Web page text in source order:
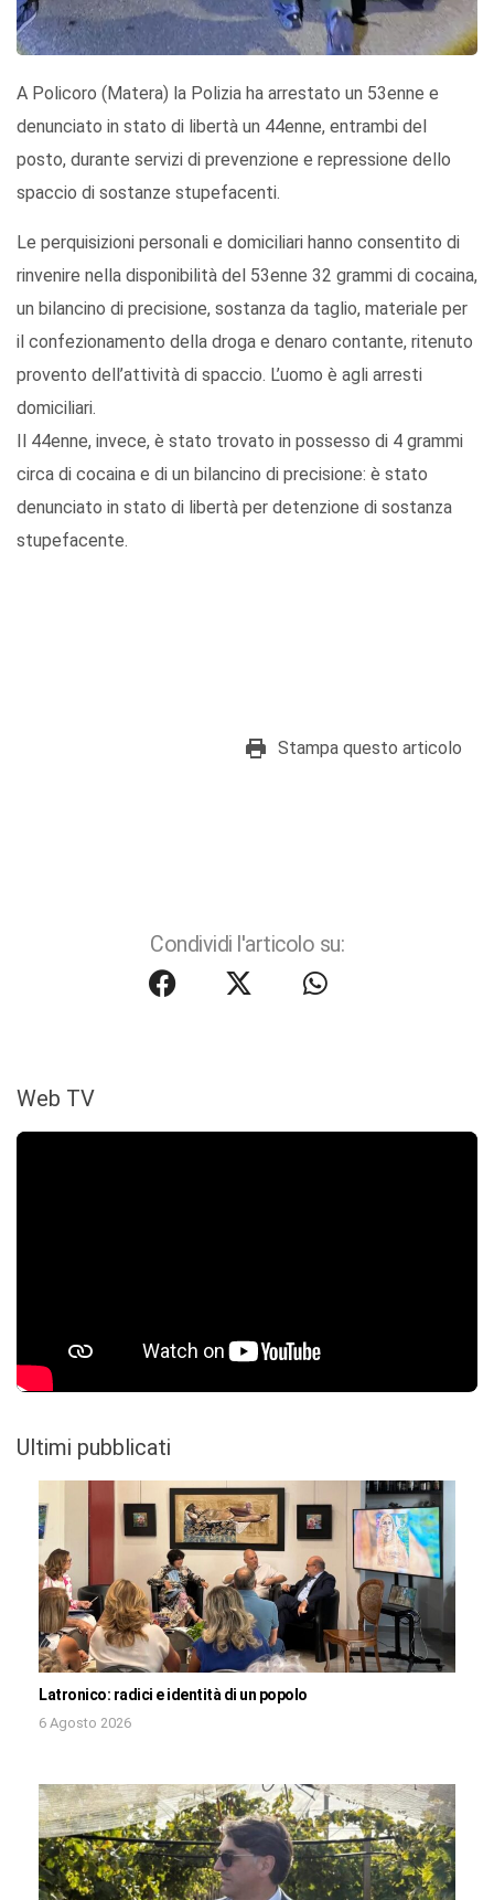
A Policoro (Matera) la Polizia ha arrestato un 53enne e
denunciato in stato di libertà un 44enne, entrambi del
posto, durante servizi di prevenzione e repressione dello
spaccio di sostanze stupefacenti.
Le perquisizioni personali e domiciliari hanno consentito di
rinvenire nella disponibilità del 53enne 32 grammi di cocaina,
un bilancino di precisione, sostanza da taglio, materiale per
il confezionamento della droga e denaro contante, ritenuto
provento dell’attività di spaccio. L’uomo è agli arresti
domiciliari.
Il 44enne, invece, è stato trovato in possesso di 4 grammi
circa di cocaina e di un bilancino di precisione: è stato
denunciato in stato di libertà per detenzione di sostanza
stupefacente.
Stampa questo articolo
Condividi l'articolo su:
Web TV
Ultimi pubblicati
Latronico: radici e identità di un popolo
6 Agosto 2026